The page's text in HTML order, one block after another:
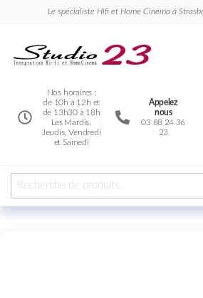
Le spécialiste Hifi et Home Cinema à
Nos horaires :
de 10h à 12h et
de 13h30 à 18h
Les Mardis,
Jeudis, Vendredi
et Samedi
Appelez
nous
03 88 24 36
23